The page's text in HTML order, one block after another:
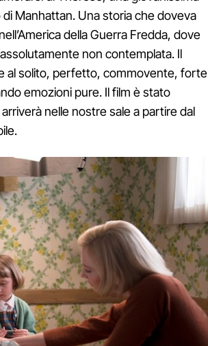
Manhattan. Una storia che doveva
della Guerra Fredda, dove
non contemplata. Il
al solito, perfetto, commovente, forte
emozioni pure. Il film è stato
nelle nostre sale a partire dal